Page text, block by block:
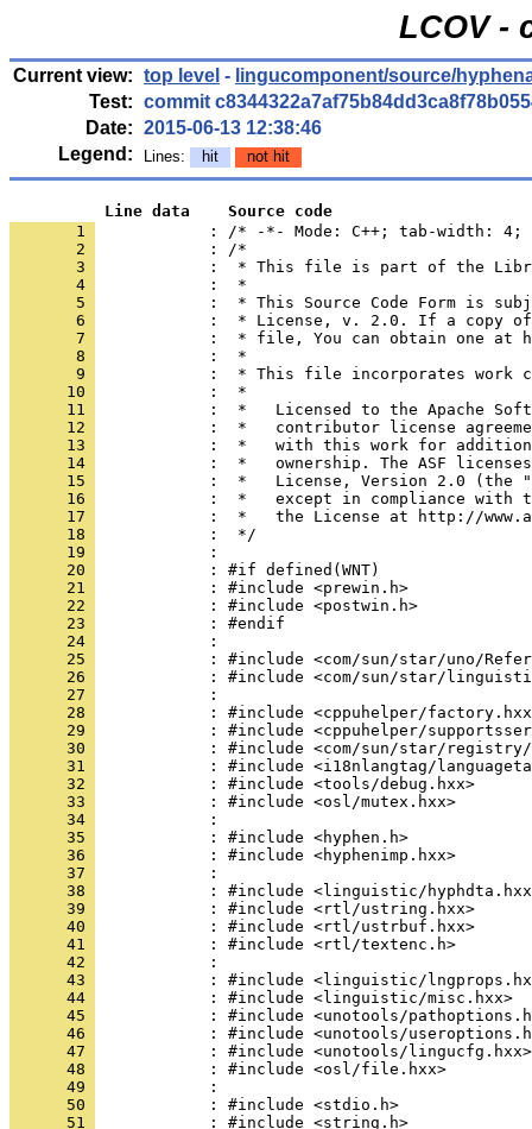
LCOV -
Current view: top level - lingucomponent/source/
Test: commit
Date: 2015-06-13 12:38:46
Legend:
Lines: hit not hit
          Line data    Source code
       1
: /* -*- Mode: C++; tab-width:
       2
       3
       4
       5
       6
       7
       8
       9
      10
      11
      12
      13
      14
      15
      16
      17
      18
      19
      20
      21
      22
      23
      24
      25
      26
      27
      28
      29
      30
      31
      32
      33
      34
      35
      36
      37
      38
      39
      40
      41
      42
      43
      44
      45
      46
      47
      48
      49
      50
      51